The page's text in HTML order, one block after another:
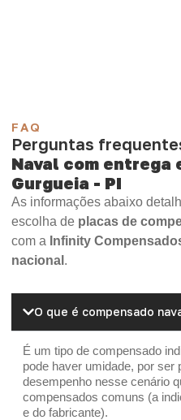
FAQ
Perguntas
Naval com entrega
Gurgueia - PI
As informações abaixo
escolha de placas de
com a Infinity
nacional .
O que é compensado
É um tipo de compensado
pode haver umidade, por ser
desempenho nesse cenário
compensados comuns (a
e do fabricante).